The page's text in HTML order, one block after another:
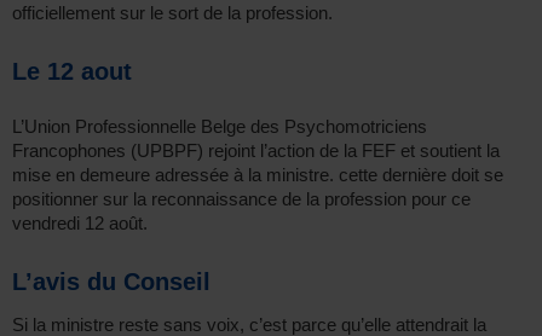
officiellement sur le sort de la profession.
Le 12 aout
L’Union Professionnelle Belge des Psychomotriciens
Francophones (UPBPF) rejoint l’action de la FEF et soutient la
mise en demeure adressée à la ministre. cette dernière doit se
positionner sur la reconnaissance de la profession pour ce
vendredi 12 août.
L’avis du Conseil
Si la ministre reste sans voix, c’est parce qu’elle attendrait la